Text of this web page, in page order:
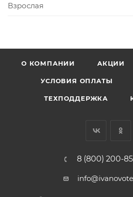
Взрослая
О КОМПАНИИ АКЦИИ
УСЛОВИЯ ОПЛАТЫ
ТЕХПОДДЕРЖКА
8 (800) 200-